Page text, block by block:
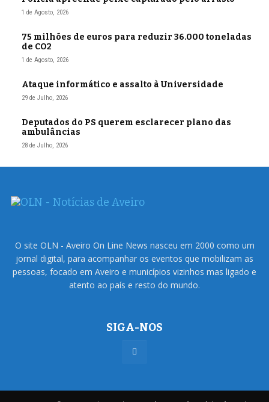
1 de Agosto, 2026
75 milhões de euros para reduzir 36.000 toneladas
de CO2
1 de Agosto, 2026
Ataque informático e assalto à Universidade
29 de Julho, 2026
Deputados do PS querem esclarecer plano das
ambulâncias
28 de Julho, 2026
O site OLN - Aveiro On Line News nasceu em 2000 como um
jornal digital, para acompanhar os eventos que mobilizam as
pessoas, focado em Aveiro e municípios vizinhos mas ligado e
atento ao país e resto do mundo.
SIGA-NOS